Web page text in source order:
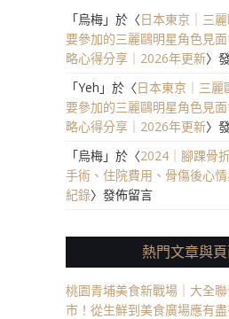
「烏梅」於〈日本東京｜三
要參加的三麗鷗明星角色見
略心得分享｜2026年更新〉
「Yeh 」於〈日本東京｜三麗
要參加的三麗鷗明星角色見
略心得分享｜2026年更新〉
「烏梅」於〈2024｜腳踝骨
手術、住院費用、骨傷後心
紀錄〉發佈留言
熱門文章與頁
桃園青埔美食新戰場｜大全
市！從生鮮到美食廣場應有